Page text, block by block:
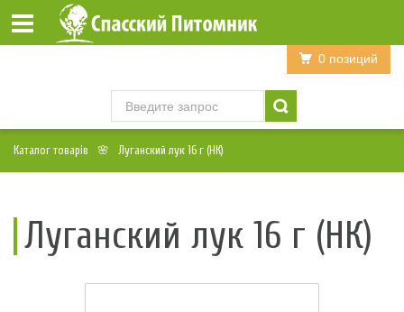
Войти Регистрация
0 позиций
Каталог товарів Луганский лук 16 г (НК)
Луганский лук 16 г (НК)